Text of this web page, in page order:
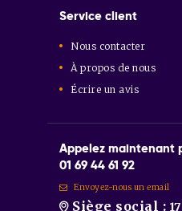
Service client
Nous contacter
À propos de nous
Écrire un avis
Appelez maintenant
01 69 44 61 92
Envoyez-nous un email
Siège social :